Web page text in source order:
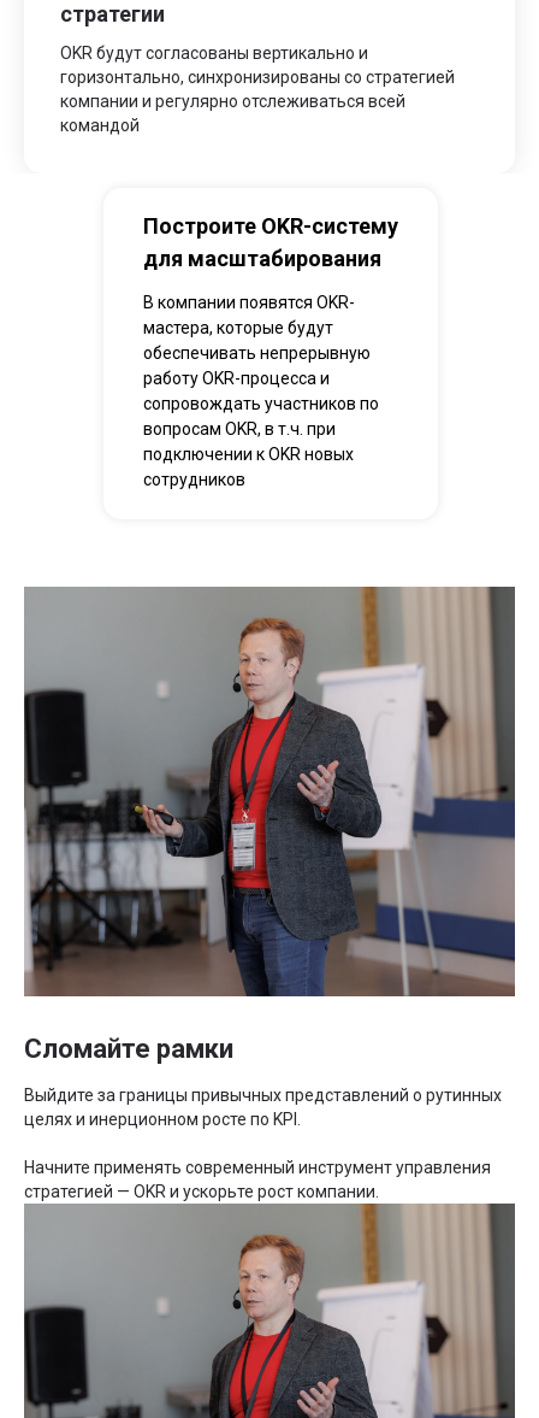
стратегии
OKR будут согласованы вертикально и
горизонтально, синхронизированы со стратегией
компании и регулярно отслеживаться всей
командой
Построите OKR-систему
для масштабирования
В компании появятся OKR-
мастера, которые будут
обеспечивать непрерывную
работу OKR-процесса и
сопровождать участников по
вопросам OKR, в т.ч. при
подключении к OKR новых
сотрудников
Сломайте рамки
Выйдите за границы привычных представлений о рутинных
целях и инерционном росте по KPI.
Начните применять современный инструмент управления
стратегией — OKR и ускорьте рост компании.